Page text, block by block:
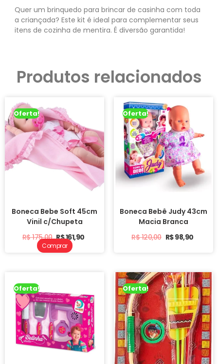
Quer um brinquedo para brincar de casinha com toda
a criançada? Este kit é ideal para complementar seus
itens de cozinha de mentira. É diversão garantida!
Produtos relacionados
Oferta!
Boneca Bebe Soft 45cm
Vinil c/Chupeta
R$175,00 R$161,90
Oferta!
Boneca Bebê Judy 43cm
Macia Branca
R$120,00 R$98,90
Comprar
Oferta! Oferta!